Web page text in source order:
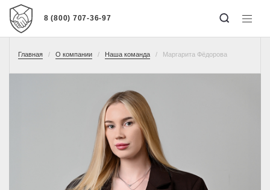
8 (800) 707-36-97
Главная О компании Наша команда Маргарита Фёдорова